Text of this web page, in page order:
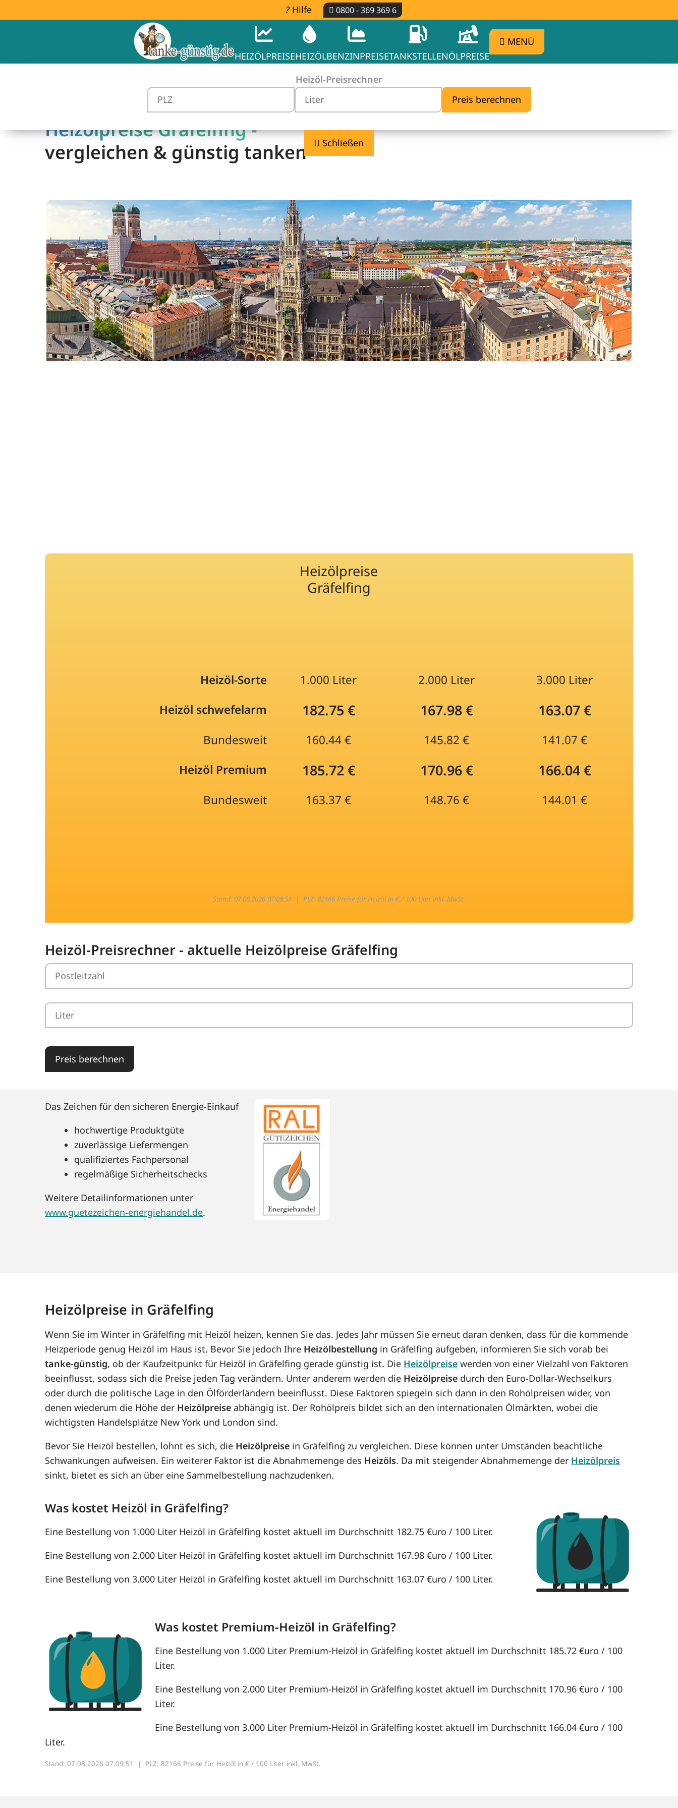
Hilfe 0800 - 369 369 6
HEIZÖLPREISEHEIZÖLBENZINPREISETANKSTELLENÖLPREISE
MENÜ
Heizöl-Preisrechner
Schließen
Heizölpreise Gräfelfing -
vergleichen & günstig tanken
Heizölpreise
Gräfelfing
Heizöl-Sorte 1.000 Liter 2.000 Liter
3.000 Liter
Heizöl schwefelarm
182.75 € 167.98 € 163.07 €
Bundesweit 160.44 € 145.82 €
141.07 €
Heizöl Premium
185.72 € 170.96 € 166.04 €
Bundesweit 163.37 € 148.76 € 144.01 €
Stand: 07.08.2026 07:09:51 |PLZ: 82166 Preise für Heizöl in € / 100 Liter inkl. MwSt.
Heizöl-Preisrechner - aktuelle Heizölpreise Gräfelfing
Preis berechnen
Das Zeichen für den sicheren Energie-Einkauf
hochwertige Produktgüte
zuverlässige Liefermengen
qualifiziertes Fachpersonal
regelmäßige Sicherheitschecks
Weitere Detailinformationen unter
www.guetezeichen-energiehandel.de.
Heizölpreise in Gräfelfing
Wenn Sie im Winter in Gräfelfing mit Heizöl heizen, kennen Sie das. Jedes Jahr müssen Sie erneut daran denken, dass für die kommende
Heizperiode genug Heizöl im Haus ist. Bevor Sie jedoch Ihre Heizölbestellung in Gräfelfing aufgeben, informieren Sie sich vorab bei
tanke-günstig, ob der Kaufzeitpunkt für Heizöl in Gräfelfing gerade günstig ist. Die Heizölpreise werden von einer Vielzahl von Faktoren
beeinflusst, sodass sich die Preise jeden Tag verändern. Unter anderem werden die Heizölpreise durch den Euro-Dollar-Wechselkurs
oder durch die politische Lage in den Ölförderländern beeinflusst. Diese Faktoren spiegeln sich dann in den Rohölpreisen wider, von
denen wiederum die Höhe der Heizölpreise abhängig ist. Der Rohölpreis bildet sich an den internationalen Ölmärkten, wobei die
wichtigsten Handelsplätze New York und London sind.
Bevor Sie Heizöl bestellen, lohnt es sich, die Heizölpreise in Gräfelfing zu vergleichen. Diese können unter Umständen beachtliche
Schwankungen aufweisen. Ein weiterer Faktor ist die Abnahmemenge des Heizöls. Da mit steigender Abnahmemenge der Heizölpreis
sinkt, bietet es sich an über eine Sammelbestellung nachzudenken.
Was kostet Heizöl in Gräfelfing?
Eine Bestellung von 1.000 Liter Heizöl in Gräfelfing kostet aktuell im Durchschnitt 182.75 €uro / 100 Liter.
Eine Bestellung von 2.000 Liter Heizöl in Gräfelfing kostet aktuell im Durchschnitt 167.98 €uro / 100 Liter.
Eine Bestellung von 3.000 Liter Heizöl in Gräfelfing kostet aktuell im Durchschnitt 163.07 €uro / 100 Liter.
Was kostet Premium-Heizöl in Gräfelfing?
Eine Bestellung von 1.000 Liter Premium-Heizöl in Gräfelfing kostet aktuell im Durchschnitt 185.72 €uro / 100
Liter.
Eine Bestellung von 2.000 Liter Premium-Heizöl in Gräfelfing kostet aktuell im Durchschnitt 170.96 €uro / 100
Liter.
Eine Bestellung von 3.000 Liter Premium-Heizöl in Gräfelfing kostet aktuell im Durchschnitt 166.04 €uro / 100
Liter.
Stand: 07.08.2026 07:09:51 | PLZ: 82166 Preise für Heizöl in € / 100 Liter inkl. MwSt.